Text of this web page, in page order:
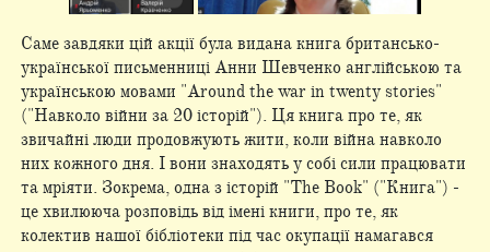
Саме завдяки цій акції була видана книга британсько-
української письменниці Анни Шевченко англійською та
українською мовами "Around the war in twenty stories"
("Навколо війни за 20 історій"). Ця книга про те, як
звичайні люди продовжують жити, коли війна навколо
них кожного дня. І вони знаходять у собі сили працювати
та мріяти. Зокрема, одна з історій "The Book" ("Книга") -
це хвилююча розповідь від імені книги, про те, як
колектив нашої бібліотеки під час окупації намагався